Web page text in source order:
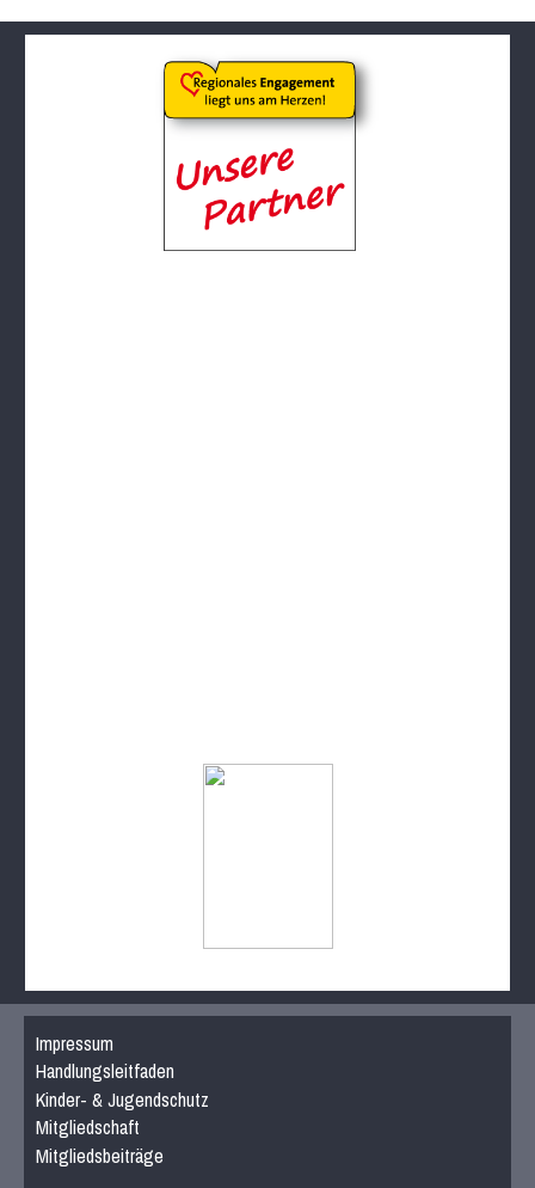
Impressum
Handlungsleitfaden
Kinder- & Jugendschutz
Mitgliedschaft
Mitgliedsbeiträge